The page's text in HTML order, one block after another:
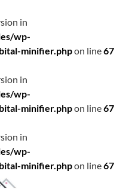
in
wp-
minifier.phpon line67
in
wp-
minifier.phpon line67
in
wp-
minifier.phpon line67